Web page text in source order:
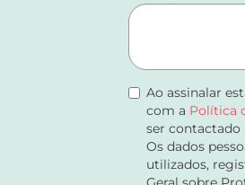
Ao assinalar
com a Política
ser contactado
Os dados
utilizados,